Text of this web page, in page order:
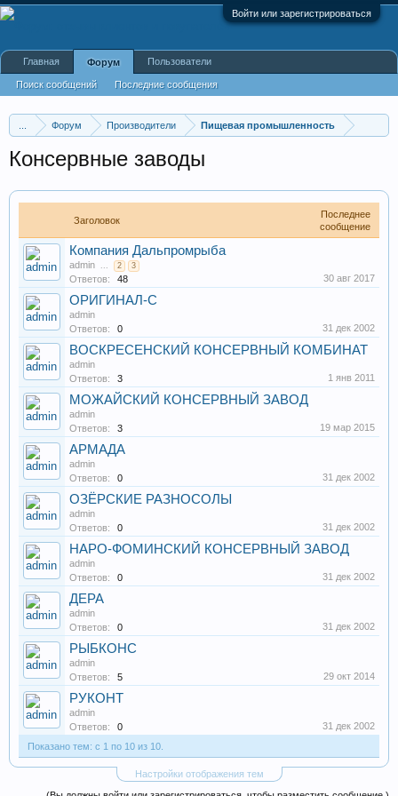
Войти или зарегистрироваться
Форум Производители Пищевая промышленность
Консервные заводы
Заголовок
Последнее
сообщение
Компания Дальпромрыба
admin ... 2 3
Ответов: 48 30 авг 2017
ОРИГИНАЛ-С
admin
Ответов:
0 31 дек 2002
ВОСКРЕСЕНСКИЙ КОНСЕРВНЫЙ КОМБИНАТ
admin
Ответов:
3 1 янв 2011
МОЖАЙСКИЙ КОНСЕРВНЫЙ ЗАВОД
admin
Ответов:
3 19 мар 2015
АРМАДА
admin
Ответов:
0 31 дек 2002
ОЗЁРСКИЕ РАЗНОСОЛЫ
admin
Ответов:
0 31 дек 2002
НАРО-ФОМИНСКИЙ КОНСЕРВНЫЙ ЗАВОД
admin
Ответов:
0 31 дек 2002
ДЕРА
admin
Ответов:
0 31 дек 2002
РЫБКОНС
admin
Ответов:
5 29 окт 2014
РУКОНТ
admin
Ответов:
0
31 дек 2002
Показано тем: с 1 по 10 из 10.
Настройки отображения тем
Главная Форум
Поиск сообщений Последние сообщения
Пользователи